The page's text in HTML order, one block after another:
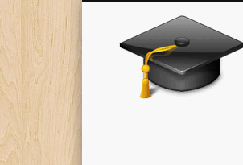
Donde encontrarás todas los